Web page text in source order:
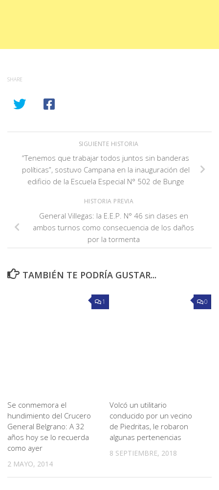
SHARE
SIGUIENTE HISTORIA
“Tenemos que trabajar todos juntos sin banderas
políticas”, sostuvo Campana en la inauguración del
edificio de la Escuela Especial N° 502 de Bunge
HISTORIA PREVIA
General Villegas: la E.E.P. N° 46 sin clases en
ambos turnos como consecuencia de los daños
por la tormenta
TAMBIÉN TE PODRÍA GUSTAR...
1
Se conmemora el
hundimiento del Crucero
General Belgrano: A 32
años hoy se lo recuerda
como ayer
2 MAYO, 2014
0
Volcó un utilitario
conducido por un vecino
de Piedritas, le robaron
algunas pertenencias
8 SEPTIEMBRE, 2018